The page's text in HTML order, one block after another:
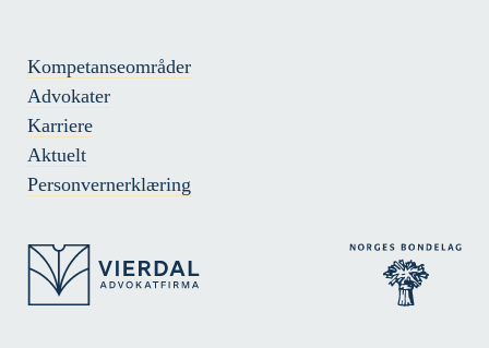
Kompetanseområder
Advokater
Karriere
Aktuelt
Personvernerklæring